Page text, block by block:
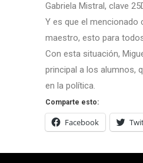
Gabriela Mistral, clave
Y es que el
maestro, esto para
Con esta situación,
principal a los alumnos,
en la política.
Comparte esto:
Facebook